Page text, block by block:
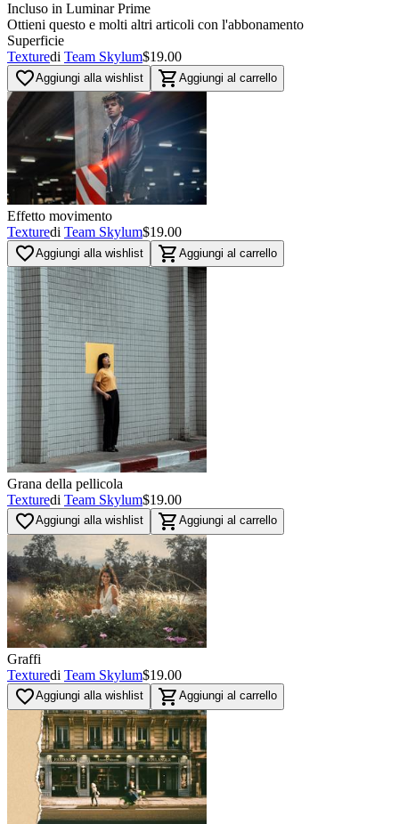
Incluso in Luminar Prime
Ottieni questo e molti altri articoli con l'abbonamento
Superficie
Texturedi Team Skylum$19.00
favorite_borderAggiungi alla wishlist shopping_cart Aggiungi al carrello
Effetto movimento
Texturedi Team Skylum$19.00
favorite_borderAggiungi alla wishlist shopping_cart Aggiungi al carrello
Grana della pellicola
Texturedi Team Skylum$19.00
favorite_borderAggiungi alla wishlist shopping_cart Aggiungi al carrello
Graffi
Texturedi Team Skylum$19.00
favorite_borderAggiungi alla wishlist shopping_cart Aggiungi al carrello